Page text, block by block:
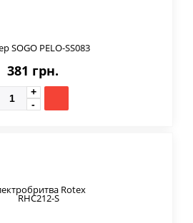
SOGO PELO-SS083
381 грн.